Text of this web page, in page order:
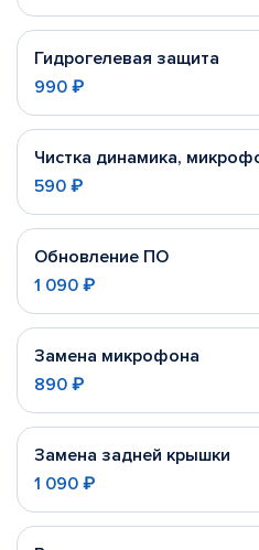
Гидрогелевая защита
990 ₽
Чистка динамика,
590 ₽
Обновление ПО
1 090 ₽
Замена микрофона
890 ₽
Замена задней крышки
1 090 ₽